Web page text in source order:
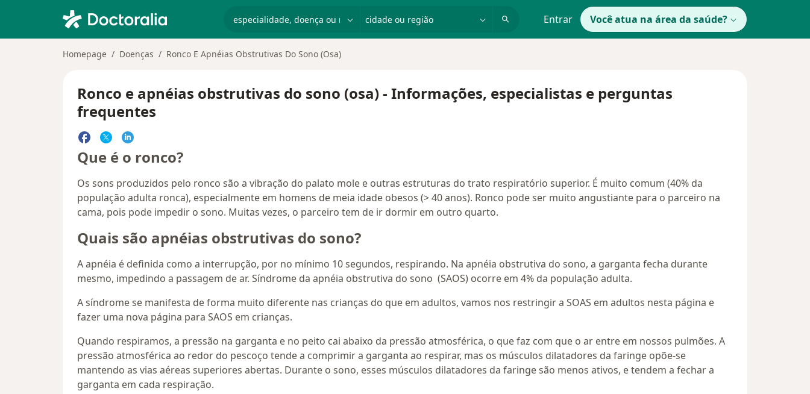
Entrar Você atua na área da saúde?
Homepage Doenças Ronco E Apnéias Obstrutivas Do Sono (Osa)
Ronco e apnéias obstrutivas do sono (osa) - Informações, especialistas e perguntas
frequentes
Que é o ronco?
Os sons produzidos pelo ronco são a vibração do palato mole e outras estruturas do trato respiratório superior. É muito comum (40% da
população adulta ronca), especialmente em homens de meia idade obesos (> 40 anos). Ronco pode ser muito angustiante para o parceiro na
cama, pois pode impedir o sono. Muitas vezes, o parceiro tem de ir dormir em outro quarto.
Quais são apnéias obstrutivas do sono?
A apnéia é definida como a interrupção, por no mínimo 10 segundos, respirando. Na apnéia obstrutiva do sono, a garganta fecha durante
mesmo, impedindo a passagem de ar. Síndrome da apnéia obstrutiva do sono (SAOS) ocorre em 4% da população adulta.
A síndrome se manifesta de forma muito diferente nas crianças do que em adultos, vamos nos restringir a SOAS em adultos nesta página e
fazer uma nova página para SAOS em crianças.
Quando respiramos, a pressão na garganta e no peito cai abaixo da pressão atmosférica, o que faz com que o ar entre em nossos pulmões. A
pressão atmosférica ao redor do pescoço tende a comprimir a garganta ao respirar, mas os músculos dilatadores da faringe opõe-se
mantendo as vias aéreas superiores abertas. Durante o sono, esses músculos dilatadores da faringe são menos ativos, e tendem a fechar a
garganta em cada respiração.